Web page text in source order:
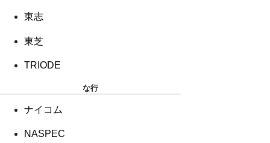
東志
東芝
TRIODE
な行
ナイコム
NASPEC